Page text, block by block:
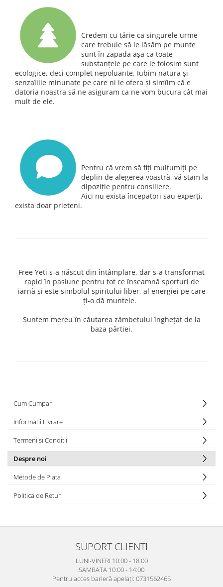
Credem cu tărie ca singurele urme
care trebuie să le lăsăm pe munte
sunt în zapada aşa ca toate
substanţele pe care le folosim sunt
ecologice, deci complet nepoluante. Iubim natura şi
senzaîiile minunate pe care ni le ofera şi simîim că e
datoria noastra să ne asiguram ca ne vom bucura cât mai
mult de ele.
Pentru că vrem să fiţi mulţumiţi pe
deplin de alegerea voastră, vă stam la
dipoziţie pentru consiliere.
Aici nu exista începatori sau experţi,
exista doar prieteni.
Free Yeti s-a născut din întâmplare, dar s-a transformat
rapid în pasiune pentru tot ce înseamnă sporturi de
iarnă şi este simbolul spiritului liber, al energiei pe care
ţi-o dă muntele.
Suntem mereu în căutarea zâmbetului îngheţat de la
baza pârtiei.
Cum Cumpar
Informatii Livrare
Termeni si Conditii
Despre noi
Metode de Plata
Politica de Retur
SUPORT CLIENTI
LUNI-VINERI 10:00 - 18:00
SAMBATA 10:00 - 14:00
Pentru acces barieră apelați: 0731562465